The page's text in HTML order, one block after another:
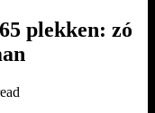
plekken: zó